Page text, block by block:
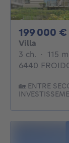
199 000 €
Villa
3 ch. 3
· 115
6440
🏡 ENTRE